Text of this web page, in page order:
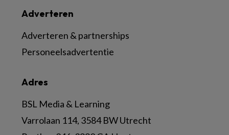
Adres
BSL Media & Learning
Varrolaan 114, 3584 BW Utrecht
Adverteren
Adverteren & partnerships
Personeelsadvertentie